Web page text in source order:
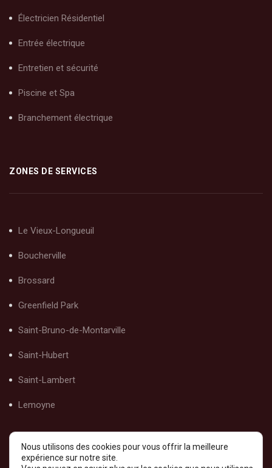
Électricien Résidentiel
Entrée électrique
Entretien et sécurité
Piscine et Spa
Branchement électrique
ZONES DE SERVICES
Le Vieux-Longueuil
Boucherville
Brossard
Greenfield Park
Saint-Bruno-de-Montarville
Saint-Hubert
Saint-Lambert
Lemoyne
Nous utilisons des cookies pour vous offrir la meilleure
expérience sur notre site.